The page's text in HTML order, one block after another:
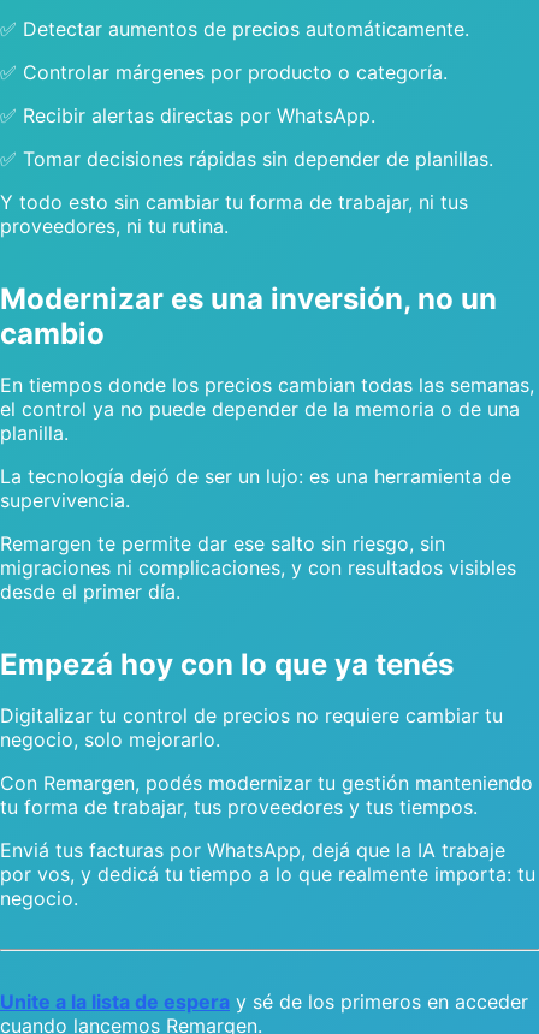
✅ Detectar aumentos de precios automáticamente.
✅ Controlar márgenes por producto o categoría.
✅ Recibir alertas directas por WhatsApp.
✅ Tomar decisiones rápidas sin depender de planillas.
Y todo esto sin cambiar tu forma de trabajar, ni tus
proveedores, ni tu rutina.
Modernizar es una inversión, no un
cambio
En tiempos donde los precios cambian todas las semanas,
el control ya no puede depender de la memoria o de una
planilla.
La tecnología dejó de ser un lujo: es una herramienta de
supervivencia.
Remargen te permite dar ese salto sin riesgo, sin
migraciones ni complicaciones, y con resultados visibles
desde el primer día.
Empezá hoy con lo que ya tenés
Digitalizar tu control de precios no requiere cambiar tu
negocio, solo mejorarlo.
Con Remargen, podés modernizar tu gestión manteniendo
tu forma de trabajar, tus proveedores y tus tiempos.
Enviá tus facturas por WhatsApp, dejá que la IA trabaje
por vos, y dedicá tu tiempo a lo que realmente importa: tu
negocio.
Unite a la lista de espera y sé de los primeros en acceder
cuando lancemos Remargen.